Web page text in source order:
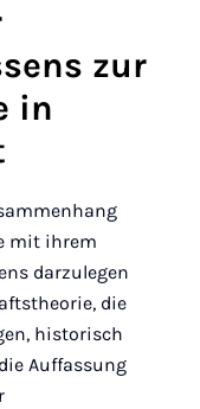
zur
in
mit ihrem
darzulegen
die
historisch
Auffassung